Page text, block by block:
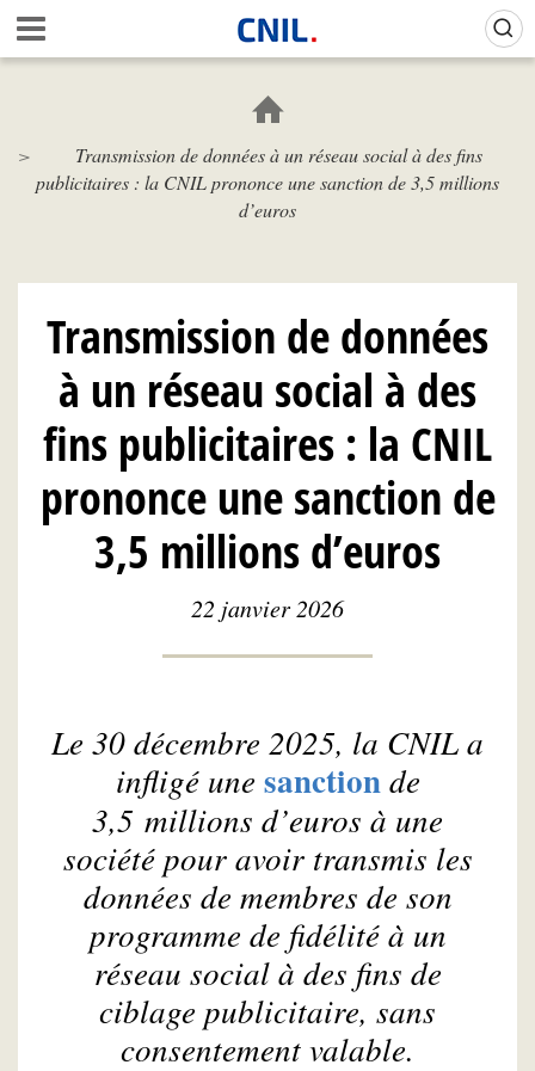
Aller
au
contenu
c
i
l
I
L
Transmission de données à un réseau social à des fins
publicitaires : la CNIL prononce une sanction de 3,5 millions
d’euros
Transmission de données
à un réseau social à des
fins publicitaires : la CNIL
prononce une sanction de
3,5 millions d’euros
22 janvier 2026
Le 30 décembre 2025, la CNIL a
infligé une sanction de
3,5 millions d’euros à une
société pour avoir transmis les
données de membres de son
programme de fidélité à un
réseau social à des fins de
ciblage publicitaire, sans
consentement valable.
Gestion de vos préférences sur les cookies (témoins de connexion)